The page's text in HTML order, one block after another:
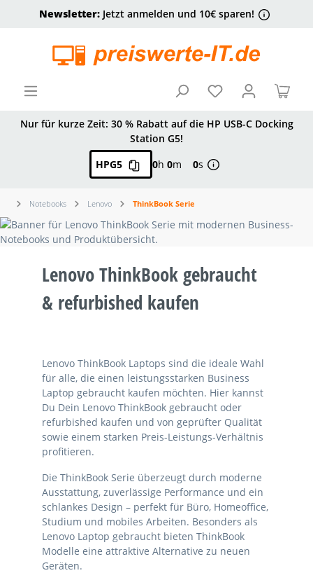
springen
Newsletter:Jetzt anmelden und 10€ sparen!
Nur für kurze Zeit: 30 % Rabatt auf die HP USB-C Docking
Station G5!
HPG5
0h 0m 0s
Notebooks Lenovo ThinkBook Serie
Lenovo ThinkBook gebraucht
& refurbished kaufen
Lenovo ThinkBook Laptops sind die ideale Wahl
für alle, die einen leistungsstarken Business
Laptop gebraucht kaufen möchten. Hier kannst
Du Dein Lenovo ThinkBook gebraucht oder
refurbished kaufen und von geprüfter Qualität
sowie einem starken Preis-Leistungs-Verhältnis
profitieren.
Die ThinkBook Serie überzeugt durch moderne
Ausstattung, zuverlässige Performance und ein
schlankes Design – perfekt für Büro, Homeoffice,
Studium und mobiles Arbeiten. Besonders als
Lenovo Laptop gebraucht bieten ThinkBook
Modelle eine attraktive Alternative zu neuen
Geräten.